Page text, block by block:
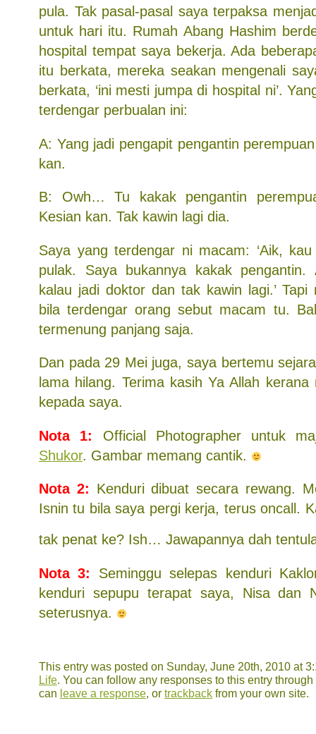
pula. Tak pasal-pasal saya terpaksa
untuk hari itu. Rumah Abang Hashim
hospital tempat saya bekerja. Ada
itu berkata, mereka seakan mengenali
berkata, ‘ini mesti jumpa di hospital ni’.
terdengar perbualan ini:
A: Yang jadi pengapit pengantin
kan.
B: Owh… Tu kakak pengantin
Kesian kan. Tak kawin lagi dia.
Saya yang terdengar ni macam: ‘Aik,
pulak. Saya bukannya kakak pengantin.
kalau jadi doktor dan tak kawin lagi.’ Tapi
bila terdengar orang sebut macam tu.
termenung panjang saja.
Dan pada 29 Mei juga, saya bertemu
lama hilang. Terima kasih Ya Allah kerana
kepada saya.
Nota 1:
Official Photographer untuk
Shukor. Gambar memang cantik.
Nota 2: Kenduri dibuat secara rewang.
Isnin tu bila saya pergi kerja, terus oncall.
tak penat ke? Ish… Jawapannya dah
Nota 3:
Seminggu selepas kenduri
kenduri sepupu terapat saya, Nisa dan
seterusnya.
This entry was posted on Sunday, June 20th, 2010 at
Life. You can follow any responses to this entry
can leave a response, or trackback from your own site.